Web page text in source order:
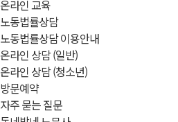
온라인 교육
노동법률상담
노동법률상담 이용안내
온라인 상담 (일반)
온라인 상담 (청소년)
방문예약
자주 묻는 질문